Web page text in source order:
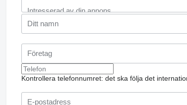
Kontrollera telefonnumret: det ska följa det